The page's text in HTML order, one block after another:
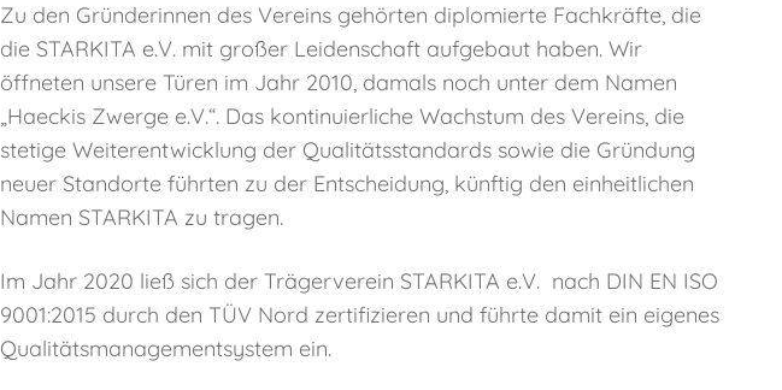
Zu den Gründerinnen des Vereins gehörten diplomierte Fachkräfte, die
die STARKITA e.V. mit großer Leidenschaft aufgebaut haben. Wir
öffneten unsere Türen im Jahr 2010, damals noch unter dem Namen
„Haeckis Zwerge e.V.“. Das kontinuierliche Wachstum des Vereins, die
stetige Weiterentwicklung der Qualitätsstandards sowie die Gründung
neuer Standorte führten zu der Entscheidung, künftig den einheitlichen
Namen STARKITA zu tragen.
Im Jahr 2020 ließ sich der Trägerverein STARKITA e.V. nach DIN EN ISO
9001:2015 durch den TÜV Nord zertifizieren und führte damit ein eigenes
Qualitätsmanagementsystem ein.